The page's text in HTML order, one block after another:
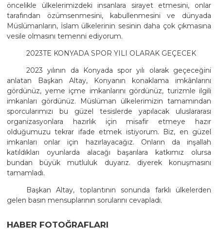
öncelikle ülkelerimizdeki insanlara sirayet etmesini, onlar
tarafından özümsenmesini, kabullenmesini ve dünyada
Müslümanların, İslam ülkelerinin sesinin daha çok çıkmasına
vesile olmasını temenni ediyorum.
2023TE KONYADA SPOR YILI OLARAK GEÇECEK
2023 yılının da Konyada spor yılı olarak geçeceğini
anlatan Başkan Altay, Konyanın konaklama imkânlarını
gördünüz, yeme içme imkanlarını gördünüz, turizmle ilgili
imkanları gördünüz. Müslüman ülkelerimizin tamamından
sporcularımızı bu güzel tesislerde yapılacak uluslararası
organizasyonlara hazırlık için misafir etmeye hazır
olduğumuzu tekrar ifade etmek istiyorum. Biz, en güzel
imkanları onlar için hazırlayacağız. Onların da inşallah
katıldıkları oyunlarda alacağı başarılara katkımız olursa
bundan büyük mutluluk duyarız. diyerek konuşmasını
tamamladı.
Başkan Altay, toplantının sonunda farklı ülkelerden
gelen basın mensuplarının sorularını cevapladı.
HABER FOTOĞRAFLARI